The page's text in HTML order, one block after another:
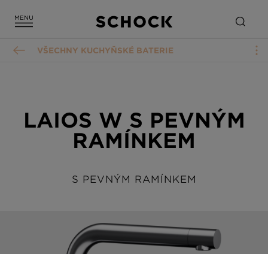
VŠECHNY KUCHYŇSKÉ BATERIE
LAIOS W S PEVNÝM
RAMÍNKEM
S PEVNÝM RAMÍNKEM